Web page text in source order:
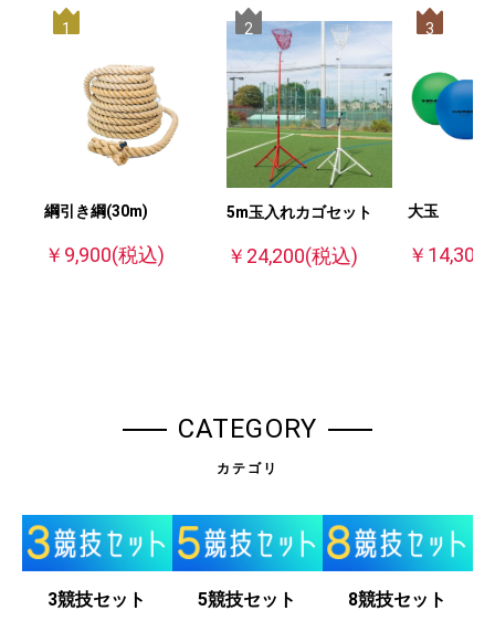
1
綱引き綱(30m)
￥9,900(税込)
2
5m玉入れカゴセット
￥24,200(税込)
3
大玉
￥14,300
CATEGORY
カテゴリ
3競技セット 5競技セット 8競技セット